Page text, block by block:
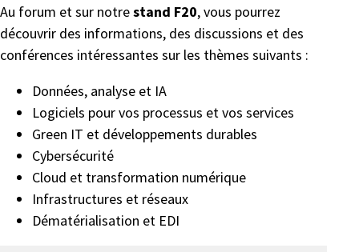
Au forum et sur notrestand F20, vous pourrez
découvrir des informations, des discussions et des
conférences intéressantes sur les thèmes suivants :
Données, analyse et IA
Logiciels pour vos processus et vos services
Green IT et développements durables
Cybersécurité
Cloud et transformation numérique
Infrastructures et réseaux
Dématérialisation et EDI